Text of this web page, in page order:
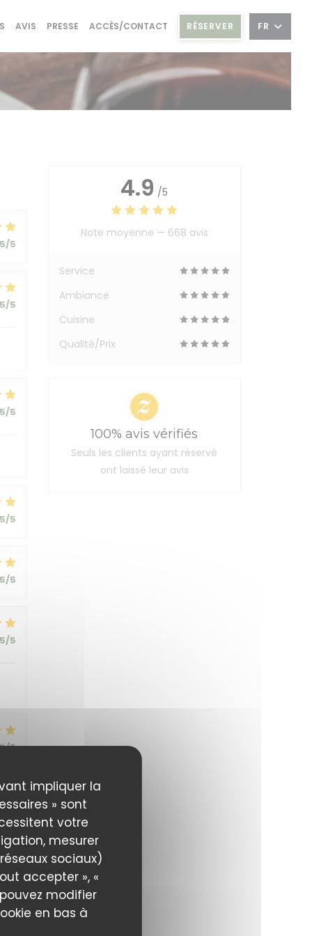
impliquer la
» sont
votre
mesurer
sociaux)
accepter », «
modifier
en bas à
AVIS PRESSE ACCÈS/CONTACT RÉSERVER FR
/5
/5
/5
/5
/5
/5
/5
/5
/5
4.9 /5
Note moyenne — 668 avis
Service
Ambiance
Cuisine
Qualité/Prix
100% avis vérifiés
Seuls les clients ayant réservé
ont laissé leur avis